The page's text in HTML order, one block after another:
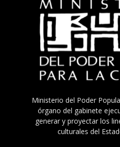
Ministerio del Poder
órgano del gabinete
generar y proyectar los
culturales del